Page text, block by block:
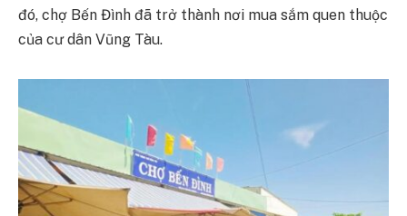
đó, chợ Bến Đình đã trở thành nơi mua sắm quen thuộc
của cư dân Vũng Tàu.